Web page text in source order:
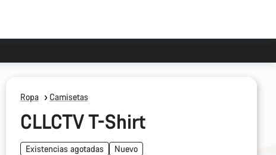
Ropa Camisetas
CLLCTV T-Shirt
Existencias agotadas Nuevo